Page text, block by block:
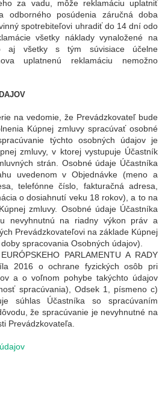
za vadu, môže reklamáciu uplatniť
odborného posúdenia záručná doba
spotrebiteľovi uhradiť do 14 dní odo
všetky náklady vynaložené na
aj všetky s tým súvisiace účelne
uplatnenú reklamáciu nemožno
na vedomie, že Prevádzkovateľ bude
Kúpnej zmluvy spracúvať osobné
týchto osobných údajov je
zmluvy, v ktorej vystupuje Účastník
strán. Osobné údaje Účastníka
uvedenom v Objednávke (meno a
telefónne číslo, fakturačná adresa,
o dosiahnutí veku 18 rokov), a to na
zmluvy. Osobné údaje Účastníka
nevyhnutnú na riadny výkon práv a
Prevádzkovateľovi na základe Kúpnej
spracovania Osobných údajov).
PARLAMENTU A RADY
2016 o ochrane fyzických osôb pri
a o voľnom pohybe takýchto údajov
spracúvania), Odsek 1, písmeno c)
súhlas Účastníka so spracúvaním
že spracúvanie je nevyhnutné na
Prevádzkovateľa.